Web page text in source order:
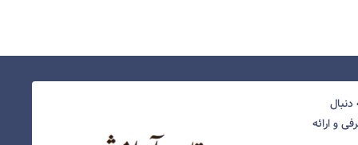
و ارائه